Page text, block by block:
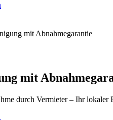
mit Abnahmegarantie
mit
durch Vermieter– Ihr lokaler